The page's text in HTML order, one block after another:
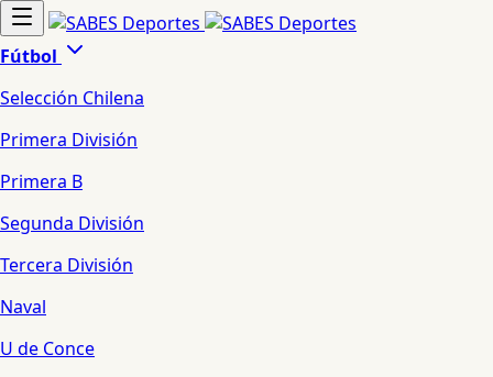
Fútbol
Selección Chilena
Primera División
Primera B
Segunda División
Tercera División
Naval
U de Conce